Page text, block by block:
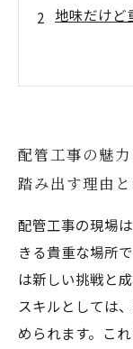
地味だけど
未経験者
ニケーショ
安定した需
事の未来
必要とされ
能性を開く
配管工事の
経験者のた
配管工事の魅
踏み出す理由
配管工事の現場
きる貴重な場所
は新しい挑戦と
スキルとしては
められます。こ